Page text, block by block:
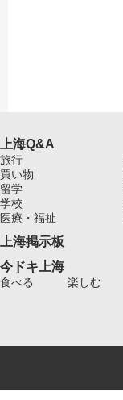
上海Q&A
旅行
買い物
留学
学校
医療・福祉
上海掲示板
今ドキ上海
食べる 楽しむ